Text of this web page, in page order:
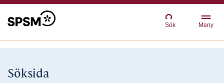
Sök Meny
Söksida